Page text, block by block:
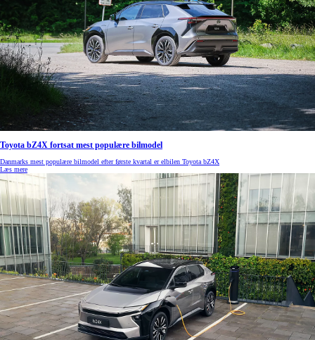
Toyota bZ4X fortsat mest populære bilmodel
Danmarks mest populære bilmodel efter første kvartal er elbilen Toyota bZ4X
Læs mere